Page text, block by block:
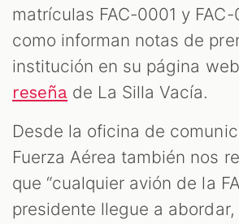
matrículas FAC-0001 y
como informan notas de
institución en su página
reseña de La Silla Vacía.
Desde la oficina de
Fuerza Aérea también nos
que “cualquier avión de la
presidente llegue a